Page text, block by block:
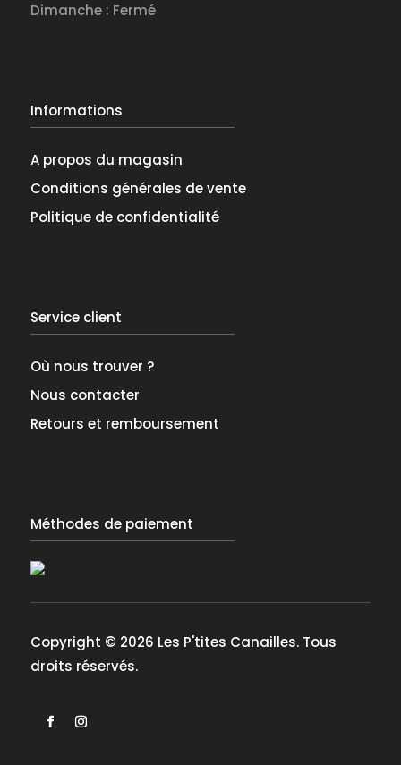
Dimanche : Fermé
Informations
A propos du magasin
Conditions générales de vente
Politique de confidentialité
Service client
Où nous trouver ?
Nous contacter
Retours et remboursement
Méthodes de paiement
Copyright © 2026 Les P'tites Canailles. Tous
droits réservés.